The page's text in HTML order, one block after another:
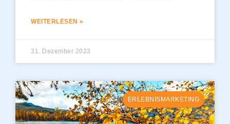
WEITERLESEN »
31. Dezember 2023
ERLEBNISMARKETING